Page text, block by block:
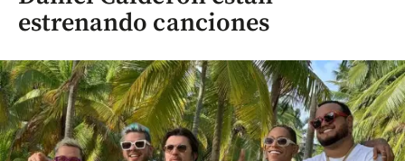
estrenando canciones